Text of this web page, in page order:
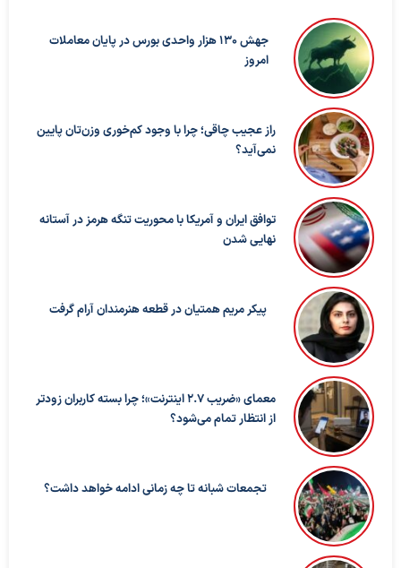
جهش 130 هزار واحدی بورس در پایان معاملات
امروز
راز عجیب چاقی؛ چرا با وجود کم‌خوری وزن‌تان پایین
نمی‌آید؟
توافق ایران و آمریکا با محوریت تنگه هرمز در آستانه
نهایی شدن
پیکر مریم همتیان در قطعه هنرمندان آرام گرفت
معمای «ضریب ۲.۷ اینترنت»؛ چرا بسته کاربران زودتر
از انتظار تمام می‌شود؟
تجمعات شبانه تا چه زمانی ادامه خواهد داشت؟